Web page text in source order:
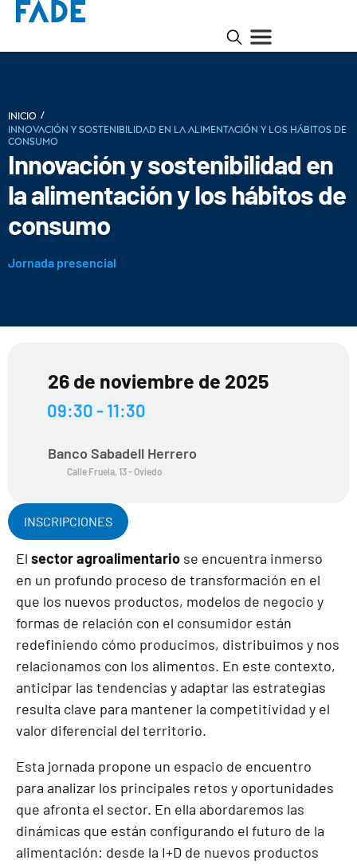
INICIO /
Innovación y sostenibilidad en la alimentación y los hábitos de
consumo
Innovación y sostenibilidad en
la alimentación y los hábitos de
consumo
Jornada presencial
26 de noviembre de 2025
09:30 - 11:30
Banco Sabadell Herrero
Calle Fruela, 13 - Oviedo
El sector agroalimentario se encuentra inmerso
en un profundo proceso de transformación en el
que los nuevos productos, modelos de negocio y
formas de relación con el consumidor están
redefiniendo cómo producimos, distribuimos y nos
relacionamos con los alimentos. En este contexto,
anticipar las tendencias y adaptar las estrategias
resulta clave para mantener la competitividad y el
valor diferencial del territorio.
Esta jornada propone un espacio de encuentro
para analizar los principales retos y oportunidades
que afronta el sector. En ella abordaremos las
dinámicas que están configurando el futuro de la
alimentación: desde la I+D de nuevos productos
INSCRIPCIONES